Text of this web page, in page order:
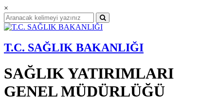
×
T.C. SAĞLIK BAKANLIĞI
SAĞLIK YATIRIMLARI
GENEL MÜDÜRLÜĞÜ